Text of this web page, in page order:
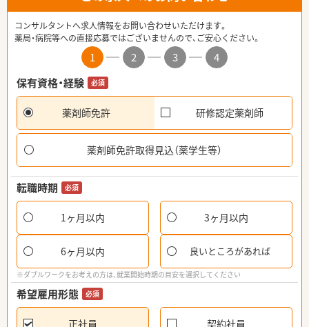
コンサルタントへ求人情報をお問い合わせいただけます。
薬局・病院等への直接応募ではございませんので、ご安心ください。
1 2 3
4
保有資格・経験
必須
薬剤師免許 研修認定薬剤師
薬剤師免許取得見込（薬学生等）
転職時期 必須
1ヶ月以内 3ヶ月以内
6ヶ月以内 良いところがあれば
※ダブルワークをお考えの方は、就業開始時期の目安を選択してください
希望雇用形態 必須
正社員 契約社員